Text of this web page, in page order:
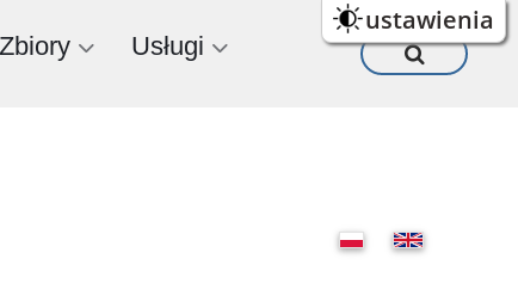
ustawienia
Zbiory Usługi